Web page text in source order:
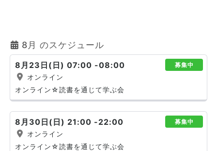
8月 のスケジュール
8月23日(日) 07:00 -08:00 募集中
オンライン
オンライン☆読書を通じて学ぶ会
8月30日(日) 21:00 -22:00 募集中
オンライン
オンライン☆読書を通じて学ぶ会